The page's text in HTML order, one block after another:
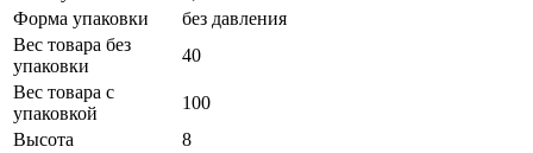
Форма упаковки
без давления
Вес товара без
упаковки
40
Вес товара с
упаковкой
100
Высота
8